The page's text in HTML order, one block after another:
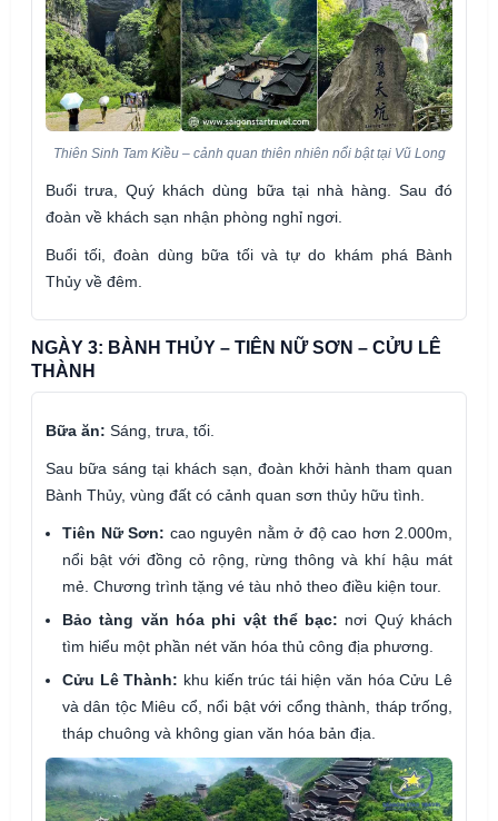
Thiên Sinh Tam Kiều – cảnh quan thiên nhiên nổi bật tại Vũ Long
Buổi trưa, Quý khách dùng bữa tại nhà hàng. Sau đó
đoàn về khách sạn nhận phòng nghỉ ngơi.
Buổi tối, đoàn dùng bữa tối và tự do khám phá Bành
Thủy về đêm.
NGÀY 3: BÀNH THỦY – TIÊN NỮ SƠN – CỬU LÊ
THÀNH
Bữa ăn: Sáng, trưa, tối.
Sau bữa sáng tại khách sạn, đoàn khởi hành tham quan
Bành Thủy, vùng đất có cảnh quan sơn thủy hữu tình.
Tiên Nữ Sơn: cao nguyên nằm ở độ cao hơn 2.000m,
nổi bật với đồng cỏ rộng, rừng thông và khí hậu mát
mẻ. Chương trình tặng vé tàu nhỏ theo điều kiện tour.
Bảo tàng văn hóa phi vật thể bạc: nơi Quý khách
tìm hiểu một phần nét văn hóa thủ công địa phương.
Cửu Lê Thành: khu kiến trúc tái hiện văn hóa Cửu Lê
và dân tộc Miêu cổ, nổi bật với cổng thành, tháp trống,
tháp chuông và không gian văn hóa bản địa.